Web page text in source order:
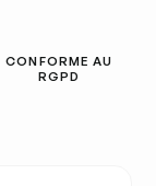
CONFORME AU
RGPD